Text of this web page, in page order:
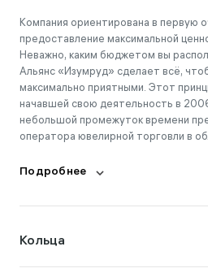
Компания ориентирована в первую
предоставление максимальной
Неважно, каким бюджетом вы
Альянс «Изумруд» сделает всё,
максимально приятными. Этот
начавшей свою деятельность в
небольшой промежуток времени
оператора ювелирной торговли в
Подробнее
Кольца